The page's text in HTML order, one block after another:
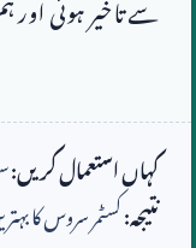
کہاں استعمال کریں:
نتیجہ:کسٹمر سروس کا